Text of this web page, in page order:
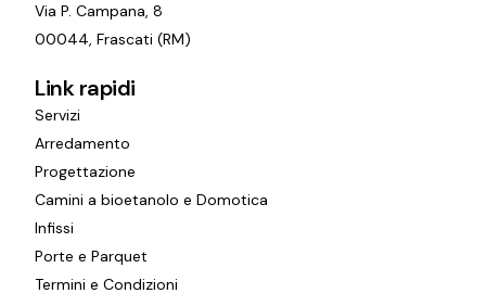
Via P. Campana, 8
00044, Frascati (RM)
Link rapidi
Servizi
Arredamento
Progettazione
Camini a bioetanolo e Domotica
Infissi
Porte e Parquet
Termini e Condizioni